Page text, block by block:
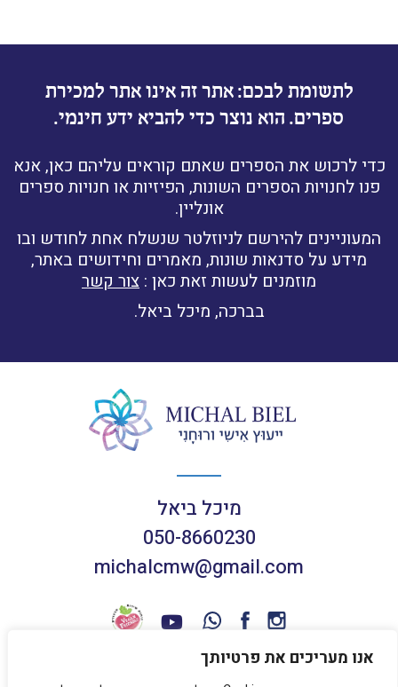
אנו מעריכים את פרטיותך
לתשומת לבכם: אתר זה אינו אתר למכירת
ספרים. הוא נוצר כדי להביא ידע חינמי.
כדי לרכוש את הספרים שאתם קוראים עליהם כאן, אנא
פנו לחנויות הספרים השונות, הפיזיות או חנויות ספרים
אונליין.
המעוניינים להירשם לניוזלטר שנשלח אחת לחודש ובו
מידע על סדנאות שונות, מאמרים וחידושים באתר,
מוזמנים לעשות זאת כאן : צור קשר
בברכה, מיכל ביאל.
מיכל ביאל
050-8660230
michalcmw@gmail.com